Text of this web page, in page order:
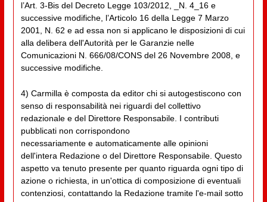
l’Art. 3-Bis del Decreto Legge 103/2012, _N. 4_16 e
successive modifiche, l’Articolo 16 della Legge 7 Marzo
2001, N. 62 e ad essa non si applicano le disposizioni di cui
alla delibera dell'Autorità per le Garanzie nelle
Comunicazioni N. 666/08/CONS del 26 Novembre 2008, e
successive modifiche.
4) Carmilla è composta da editor chi si autogestiscono con
senso di responsabilità nei riguardi del collettivo
redazionale e del Direttore Responsabile. I contributi
pubblicati non corrispondono
necessariamente e automaticamente alle opinioni
dell'intera Redazione o del Direttore Responsabile. Questo
aspetto va tenuto presente per quanto riguarda ogni tipo di
azione o richiesta, in un'ottica di composizione di eventuali
contenziosi, contattando la Redazione tramite l'e-mail sotto